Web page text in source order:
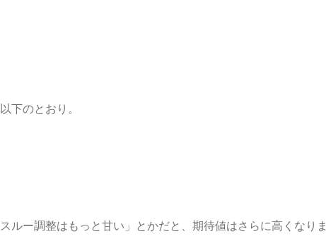
下のとおり。
ルー調整はもっと甘い」とかだと、期待値はさらに高くなりま